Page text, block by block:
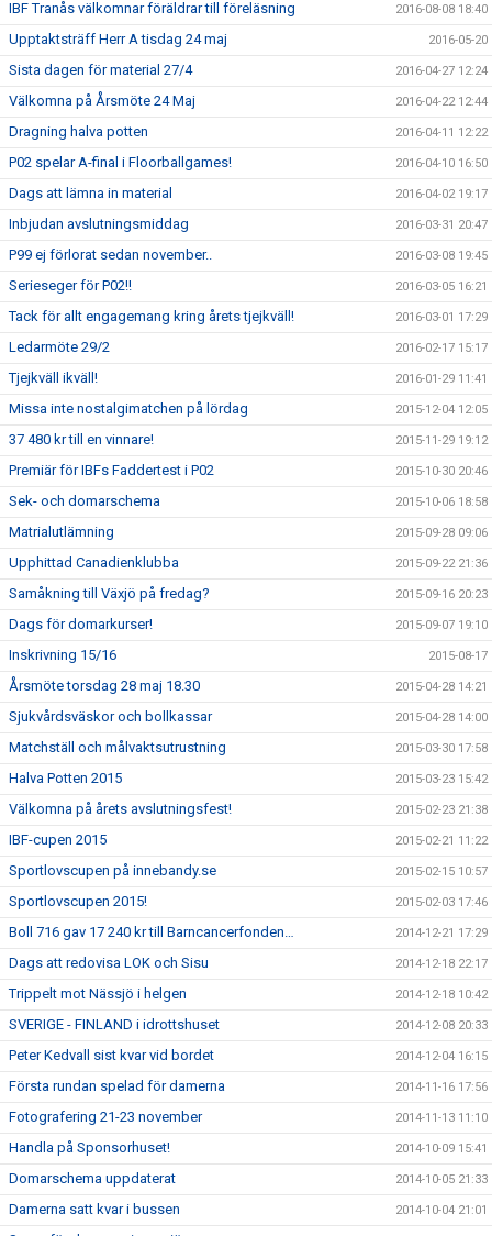
IBF Tranås välkomnar föräldrar till föreläsning 2016-08-08 18:40
Upptaktsträff Herr A tisdag 24 maj 2016-05-20
Sista dagen för material 27/4 2016-04-27 12:24
Välkomna på Årsmöte 24 Maj 2016-04-22 12:44
Dragning halva potten 2016-04-11 12:22
P02 spelar A-final i Floorballgames! 2016-04-10 16:50
Dags att lämna in material 2016-04-02 19:17
Inbjudan avslutningsmiddag 2016-03-31 20:47
P99 ej förlorat sedan november.. 2016-03-08 19:45
Serieseger för P02!! 2016-03-05 16:21
Tack för allt engagemang kring årets tjejkväll! 2016-03-01 17:29
Ledarmöte 29/2 2016-02-17 15:17
Tjejkväll ikväll! 2016-01-29 11:41
Missa inte nostalgimatchen på lördag 2015-12-04 12:05
37 480 kr till en vinnare! 2015-11-29 19:12
Premiär för IBFs Faddertest i P02 2015-10-30 20:46
Sek- och domarschema 2015-10-06 18:58
Matrialutlämning 2015-09-28 09:06
Upphittad Canadienklubba 2015-09-22 21:36
Samåkning till Växjö på fredag? 2015-09-16 20:23
Dags för domarkurser! 2015-09-07 19:10
Inskrivning 15/16 2015-08-17
Årsmöte torsdag 28 maj 18.30 2015-04-28 14:21
Sjukvårdsväskor och bollkassar 2015-04-28 14:00
Matchställ och målvaktsutrustning 2015-03-30 17:58
Halva Potten 2015 2015-03-23 15:42
Välkomna på årets avslutningsfest! 2015-02-23 21:38
IBF-cupen 2015 2015-02-21 11:22
Sportlovscupen på innebandy.se 2015-02-15 10:57
Sportlovscupen 2015! 2015-02-03 17:46
Boll 716 gav 17 240 kr till Barncancerfonden… 2014-12-21 17:29
Dags att redovisa LOK och Sisu 2014-12-18 22:17
Trippelt mot Nässjö i helgen 2014-12-18 10:42
SVERIGE - FINLAND i idrottshuset 2014-12-08 20:33
Peter Kedvall sist kvar vid bordet 2014-12-04 16:15
Första rundan spelad för damerna 2014-11-16 17:56
Fotografering 21-23 november 2014-11-13 11:10
Handla på Sponsorhuset! 2014-10-09 15:41
Domarschema uppdaterat 2014-10-05 21:33
Damerna satt kvar i bussen 2014-10-04 21:01